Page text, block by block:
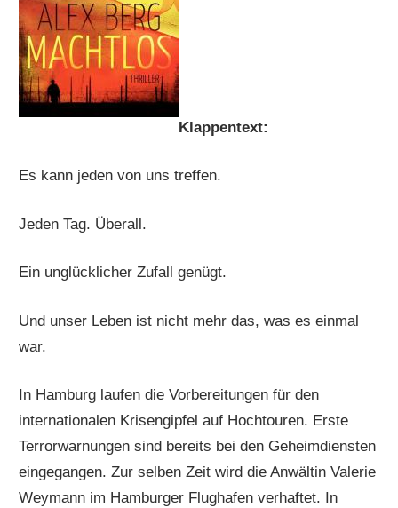
Klappentext:
Es kann jeden von uns treffen.
Jeden Tag. Überall.
Ein unglücklicher Zufall genügt.
Und unser Leben ist nicht mehr das, was es einmal
war.
In Hamburg laufen die Vorbereitungen für den
internationalen Krisengipfel auf Hochtouren. Erste
Terrorwarnungen sind bereits bei den Geheimdiensten
eingegangen. Zur selben Zeit wird die Anwältin Valerie
Weymann im Hamburger Flughafen verhaftet. In